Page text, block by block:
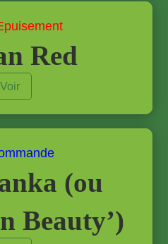
Red
Voir
(ou
Beauty’)